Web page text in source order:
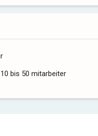
bis 50 mitarbeiter